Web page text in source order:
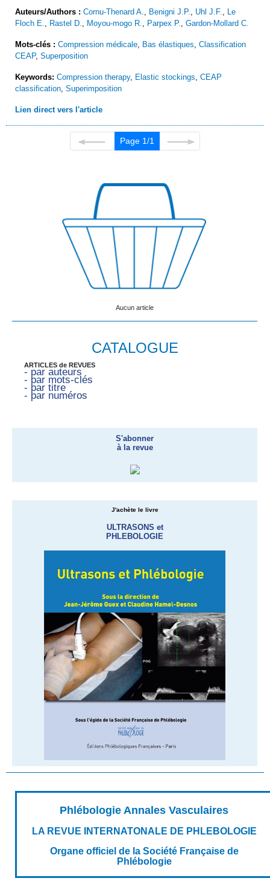
Auteurs/Authors : Cornu-Thenard A. Benigni J.P. Uhl J.F.
Le
Floch E.
Rastel D. Moyou-mogo R. Parpex P. Gardon-Mollard C.
Mots-clés : Compression médicale Bas élastiques Classification
CEAP, Superposition
Keywords: Compression therapy, Elastic stockings CEAP
classification Superimposition
Lien direct vers l'article
Page 1/1
Aucun article
CATALOGUE
ARTICLES de REVUES
- par auteurs
- par mots-clés
- par titre
- par numéros
S'abonner
à la revue
J'achète le livre
ULTRASONS et
PHLEBOLOGIE
Phlébologie Annales Vasculaires
LA REVUE INTERNATONALE DE PHLEBOLOGIE
Organe officiel de la Société Française de
Phlébologie